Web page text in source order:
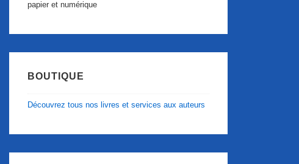
papier et numérique
BOUTIQUE
Découvrez tous nos livres et services aux auteurs